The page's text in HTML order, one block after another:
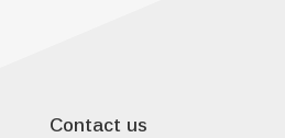
Contact us